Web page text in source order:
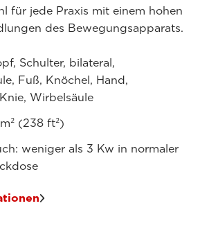
für jede Praxis mit einem hohen
des Bewegungsapparats.
Schulter, bilateral,
Fuß, Knöchel, Hand,
Wirbelsäule
(238 ft²)
weniger als 3 Kw in normaler